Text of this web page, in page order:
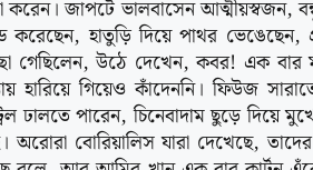
করেন। জাপটে ভালবাসেন আত্মীয়স্বজন,
করেছেন, হাতুড়ি দিয়ে পাথর
গেছিলেন, উঠে দেখেন, কবর! এক বার
হারিয়ে গিয়েও কাঁদেননি। ফিউজ
ঢালতে পারেন, চিনেবাদাম ছুড়ে দিয়ে
অরোরা বোরিয়ালিস যারা দেখেছে,